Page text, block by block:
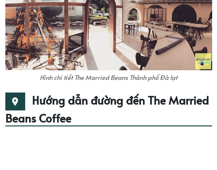
Hình chi tiết The Married Beans Thành phố Đà lạt
Hướng dẫn đường đến The Married
Beans Coffee